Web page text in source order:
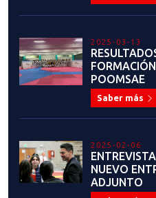
2025-03-13
POOMSAE
Saber más
2025-02-06
NUEVO
ADJUNTO